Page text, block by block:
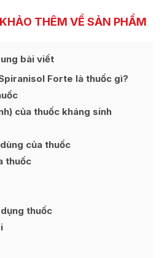
THÊM VỀ SẢN PHẨM
bài viết
Ẩn
Forte là thuốc gì?
của thuốc kháng sinh
của thuốc
thuốc
thuốc